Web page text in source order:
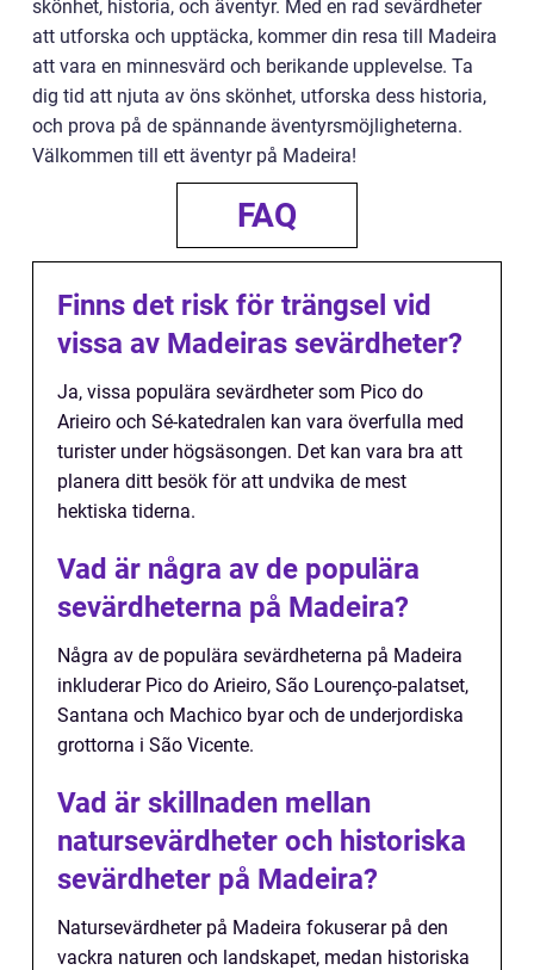
skönhet, historia, och äventyr. Med en rad sevärdheter
att utforska och upptäcka, kommer din resa till Madeira
att vara en minnesvärd och berikande upplevelse. Ta
dig tid att njuta av öns skönhet, utforska dess historia,
och prova på de spännande äventyrsmöjligheterna.
Välkommen till ett äventyr på Madeira!
FAQ
Finns det risk för trängsel vid
vissa av Madeiras sevärdheter?
Ja, vissa populära sevärdheter som Pico do
Arieiro och Sé-katedralen kan vara överfulla med
turister under högsäsongen. Det kan vara bra att
planera ditt besök för att undvika de mest
hektiska tiderna.
Vad är några av de populära
sevärdheterna på Madeira?
Några av de populära sevärdheterna på Madeira
inkluderar Pico do Arieiro, São Lourenço-palatset,
Santana och Machico byar och de underjordiska
grottorna i São Vicente.
Vad är skillnaden mellan
natursevärdheter och historiska
sevärdheter på Madeira?
Natursevärdheter på Madeira fokuserar på den
vackra naturen och landskapet, medan historiska